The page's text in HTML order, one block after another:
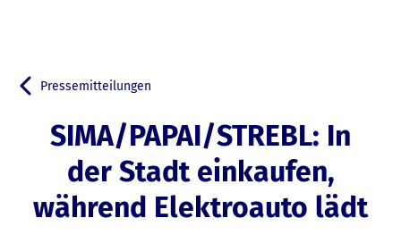
Zurück zu
Pressemitteilungen
SIMA/PAPAI/STREBL: In
der Stadt einkaufen,
während Elektroauto lädt